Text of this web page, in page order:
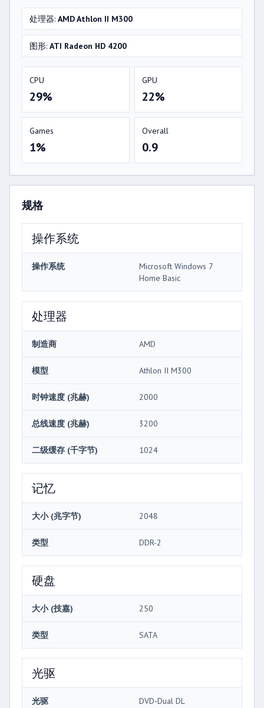
处理器: AMD Athlon II M300
图形: ATI Radeon HD 4200
CPU
29%
GPU
22%
Games
1%
Overall
0.9
规格
操作系统
操作系统
Microsoft Windows 7
Home Basic
处理器
制造商 AMD
模型 Athlon II M300
时钟速度 (兆赫) 2000
总线速度 (兆赫) 3200
二级缓存 (千字节) 1024
记忆
大小 (兆字节) 2048
类型 DDR-2
硬盘
大小 (技嘉) 250
类型 SATA
光驱
光驱 DVD-Dual DL